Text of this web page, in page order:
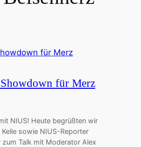
für Merz
NIUS! Heute begrüßten wir
sowie NIUS-Reporter
zum Talk mit Moderator Alex